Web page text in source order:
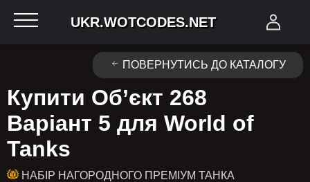
UKR.WOTCODES.NET
ПОВЕРНУТИСЬ ДО КАТАЛОГУ
Купити Об’єкт 268
Варіант 5 для World of
Tanks
НАБІР НАГОРОДНОГО ПРЕМІУМ ТАНКА